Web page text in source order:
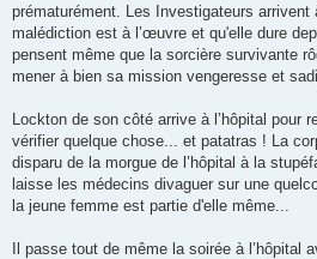
prématurément. Les Investigateurs arrivent
malédiction est à l’œuvre et qu'elle dure
pensent même que la sorcière survivante
mener à bien sa mission vengeresse et
Lockton de son côté arrive à l’hôpital pour
vérifier quelque chose... et patatras ! La
disparu de la morgue de l’hôpital à la
laisse les médecins divaguer sur une
la jeune femme est partie d'elle même...
Il passe tout de même la soirée à l’hôpital